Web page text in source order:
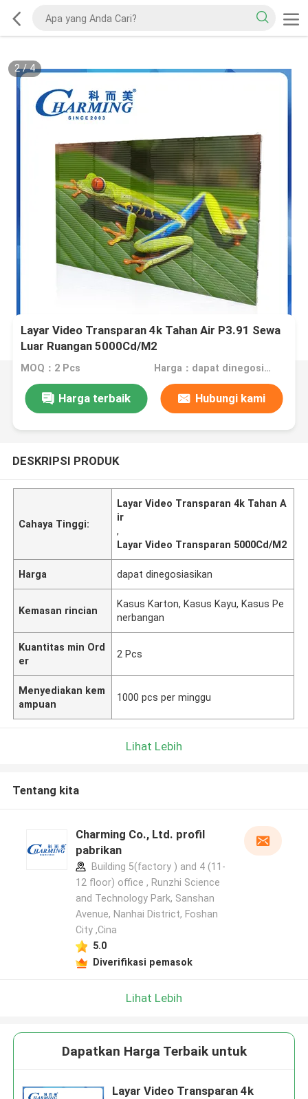
2/4
Layar Video Transparan 4k Tahan Air P3.91 Sewa
Luar Ruangan 5000Cd/M2
MOQ：2 Pcs Harga：dapat dinegosiasikan
Harga terbaik Hubungi kami
DESKRIPSI PRODUK
Cahaya Tinggi:
Layar Video Transparan 4k Tahan A
ir
,
Layar Video Transparan 5000Cd/M2
Harga dapat dinegosiasikan
Kemasan rincian
Kasus Karton, Kasus Kayu, Kasus Pe
nerbangan
Kuantitas min Ord
er
2 Pcs
Menyediakan kem
ampuan
1000 pcs per minggu
Lihat Lebih
Tentang kita
Charming Co., Ltd. profil
pabrikan
Building 5(factory ) and 4 (11-
12 floor) office , Runzhi Science
and Technology Park, Sanshan
Avenue, Nanhai District, Foshan
City ,Cina
5.0
Diverifikasi pemasok
Lihat Lebih
Dapatkan Harga Terbaik untuk
Layar Video Transparan 4k